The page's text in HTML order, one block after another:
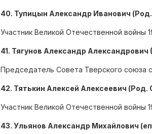
40. Тупицын Александр Иванович
Участник Великой Отечественной войны
41. Тягунов Александр Александрович
Председатель Совета Тверского союза
42. Тятькин Алексей Алексеевич (Род.
Участник Великой Отечественной войны
43. Ульянов Александр Михайлович